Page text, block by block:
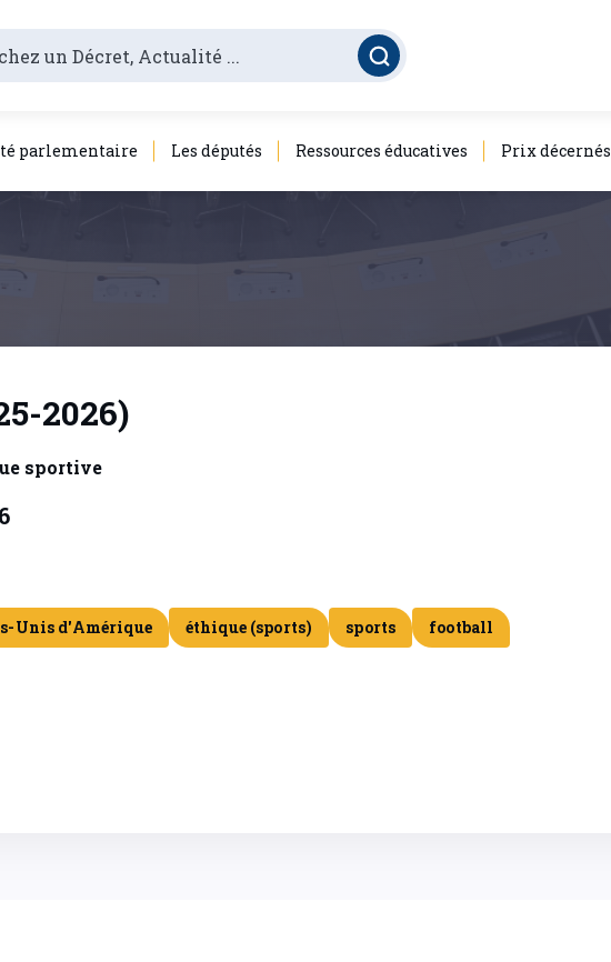
parlementaire Les députés Ressources éducatives Prix décernés
2026)
sportive
Unis d'Amérique éthique (sports) sports football